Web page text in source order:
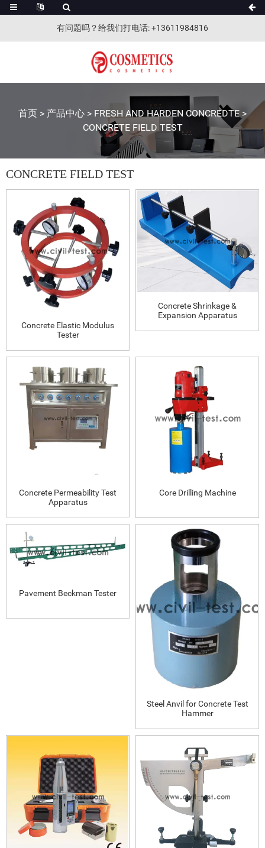
有问题吗？给我们打电话: +13611984816
首页 > 产品中心 > FRESH AND HARDEN CONCREDTE >
CONCRETE FIELD TEST
CONCRETE FIELD TEST
Concrete Elastic Modulus
Tester
Concrete Shrinkage &
Expansion Apparatus
Concrete Permeability Test
Apparatus
Core Drilling Machine
Pavement Beckman Tester
Steel Anvil for Concrete Test
Hammer